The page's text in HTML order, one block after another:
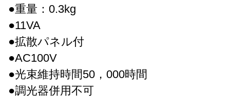
●重量：0.3kg
●11VA
●拡散パネル付
●AC100V
●光束維持時間50，000時間
●調光器併用不可